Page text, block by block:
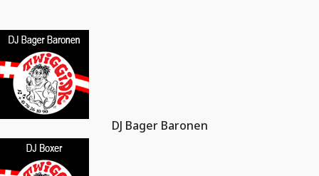
DJ Bager Baronen